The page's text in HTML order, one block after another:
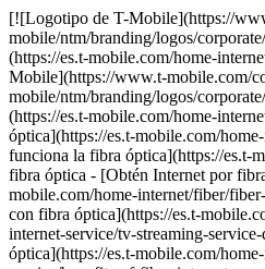
[![Logotipo de T-Mobile](https://www.t-mobile.com/content/dam/t-mobile/ntm/branding/logos/corporate/fiber-logo-icon.png)](https://es.t-mobile.com/home-internet/fiber) [![Logotipo de T-Mobile](https://www.t-mobile.com/content/dam/t-mobile/ntm/branding/logos/corporate/fiber-logo-icon.png)](https://es.t-mobile.com/home-internet/fiber) - [Planes de fibra óptica](https://es.t-mobile.com/home-internet/fiber/plans) - [Cómo funciona la fibra óptica](https://es.t-mobile.com) Cómo funciona la fibra óptica - [Obtén Internet por fibra óptica](https://es.t-mobile.com/home-internet/fiber/fiber-internet-service) - [Streaming con fibra óptica](https://es.t-mobile.com/home-internet/fiber/fiber-internet-service/tv-streaming-service-deals) - [Tecnología de fibra óptica](https://es.t-mobile.com/home-internet/fiber/fiber-internet-service/benefits-of-fiber-internet-speed-and-wifi-6) - [Preguntas frecuentes sobre el servicio](https://fiber.t-mobile.com/support/faq) - [Disponibilidad](https://es.t-mobile.com/home-internet/fiber/availability) [Contacto y asistencia](https://es.t-mobile.com) Contacto y asistencia - [Asistencia](https://fiber.t-mobile.com/support) - [Ventas: 1-844-288-4338](tel:1-844-288-4338) - [Asistencia: 1-844-783-4237](tel:1-844-783-4237) [Verificar disponibilidad](https://fiber.t-mobile.com/check-address) Mi Cuenta - [Iniciar sesión](https://es.account.t-mobile.com/signin/v2/) - [Administrar cita](https://fiber.t-mobile.com/choose-how-to-manage) más de T-Mobile - [Wireless (Móvil)](https://es.t-mobile.com/) - [Empresas](https://es.t-mobile.com/business) - [Prepagado](https://es.prepaid.t-mobile.com/home) - [Internet](https://es.t-mobile.com/home-internet) [](https://es.t-mobile.com) # INTERNET DE T-MOBILE FIBER EN CARPENTERSVILLE, IL ## Ve un paso adelante con la velocidad de T-Mobile Fiber. [Ve un paso adelante con la velocidad de T-Mobile Fiber.](https://es.t-mobile.com) Ve un paso adelante con la velocidad de T-Mobile Fiber. Obtén datos ilimitados, velocidades de carga y descarga de varios gigabits, sin contratos anuales, más el equipo y la instalación incluidos. [Verifica disponibilidad](https://fiber.t-mobile.com/check-address) Los niveles de velocidad varían según la ubicación. ![Rayos magenta.](https://es.t-mobile.com/sdscene7/is/image/Tmusprod/blank-35:4x3?fmt=png&fmt=png-alpha&qlt=100%2C0&resMode=sharp2&op_usm=1.75%2C0.3%2C2%2C0) ## Ve un paso adelante con la velocidad de T-Mobile Fiber. ## Rápido, más rápido o el más rápido: elige la velocidad que mejor se adapte a tus necesidades. ¿Ya eres cliente de T-Mobile? [Ingresa](https://es.account.t-mobile.com/signin/v2/) __Oferta por tiempo limitado__ RÁPIDO ## FIBRA ÓPTICA DE 300 MBPS [FIBRA ÓPTICA DE 300 MBPS](https://es.t-mobile.com) [FIBRA ÓPTICA DE 300 MBPS](https://fiber.t-mobile.com/check-address) FIBRA ÓPTICA DE 300 MBPS Las subidas son tan rápidas como las descargas. [Verifica disponibilidad , opens in a new window](https://fiber.t-mobile.com/check-address) $55/mes estándar sin descuento. Ver términos completos ![Cuarenta y cinco dólares al mes en Fiber con AutoPago. Más impuestos y cargos.](https://es.t-mobile.com/sdscene7/is/image/Tmusprod/fg-fiber-300-11704850:16x9?fmt=png&fmt=png-alpha&qlt=100%2C0&resMode=sharp2&op_usm=1.75%2C0.3%2C2%2C0) ## FIBRA ÓPTICA DE 300 MBPS Más impuestos y cargos aplicables. No disponible en todas las áreas. El precio se basa en el área estimada; puede variar al verificar la dirección de servicio. Devuelve los dispositivos intactos o podría aplicarse un cargo. El descuento de __Fiber con AutoPago__ se aplica al utilizar AutoPago con una cuenta bancaria o tarjeta de débito; de lo contrario, se aplicará un cargo de $10 más por línea al mes. Es posible que no se vea reflejado en la primera factura. - ### Funciones y beneficios 100% Internet de fibra óptica Datos ilimitados Enrutador wifi incluido Instalación Incluida Beneficios exclusivos con T-Mobile Tuesdays Obtén un descuento de $10 (se muestra) al inscribirte en AutoPago de Fiber LA MÁS RÁPIDA ## FIBER 1 GIG [FIBER 1 GIG](https://es.t-mobile.com) [FIBER 1 GIG](https://fiber.t-mobile.com/check-address) FIBER 1 GIG Obtén aún más velocidad y rendimiento en más lugares. [Verifica disponibilidad , opens in a new window](https://fiber.t-mobile.com/check-address) $70/mes estándar sin descuento. Ver términos completos ![Sesenta dólares al mes en Fiber con AutoPago; más impuestos y cargos.](https://es.t-mobile.com/sdscene7/is/image/Tmusprod/fg-fiber-1-gig-11704850:16x9?fmt=png&fmt=png-alpha&qlt=100%2C0&resMode=sharp2&op_usm=1.75%2C0.3%2C2%2C0) ## FIBER 1 GIG Más impuestos y cargos aplicables. No disponible en todas las áreas. El precio se basa en el área estimada; puede variar al verificar la dirección de servicio. Devuelve los dispositivos intactos o podría aplicarse un cargo. __Extensor wifi mesh:__ incluye hasta 1 extensores mesh según sea necesario, según la evaluación de un instalador profesional. El descuento de __Fiber con AutoPago__ se aplica al utilizar AutoPago con una cuenta bancaria o tarjeta de débito; de lo contrario, se aplicará un cargo de $10 más por línea al mes. Es posible que no se vea reflejado en la primera factura. - ### Funciones y beneficios 100% Internet de fibra óptica Datos ilimitados Enrutador wifi incluido Instalación Incluida Extensor de red wifi